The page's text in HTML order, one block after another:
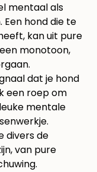
mentaal als
hond die te
kan uit pure
monotoon,
dat je hond
een roep om
mentale
divers de
van pure